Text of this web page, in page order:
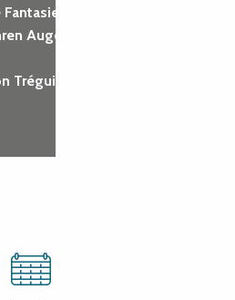
anregt… Vielleicht
Augen besondere
Tréguier, der alten